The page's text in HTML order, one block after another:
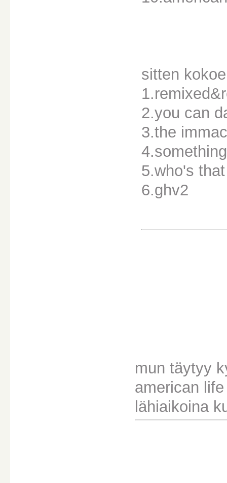
sitten
2.you can
3.the
5.who's
6.ghv2
mun täytyy
american
lähiaikoina